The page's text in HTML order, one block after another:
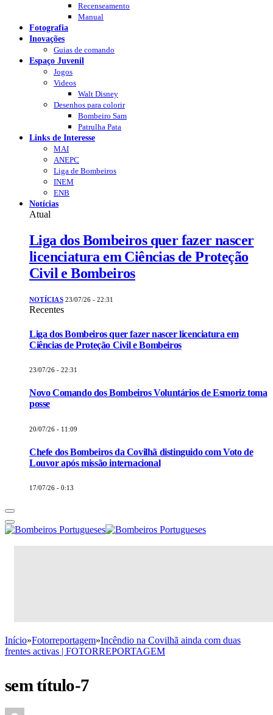
Recenseamento
Manual
Fotografia
Inovações
Guias de comando
Espaço Juvenil
Jogos
Videos
Walt Disney
Desenhos para colorir
Bombeiro Sam
Patrulha Pata
Links de Interesse
MAI
ANEPC
Liga de Bombeiros
INEM
ENB
Notícias
Atual
Liga dos Bombeiros quer fazer nascer
licenciatura em Ciências de Proteção
Civil e Bombeiros
NOTÍCIAS 23/07/26 - 22:31
Recentes
Liga dos Bombeiros quer fazer nascer licenciatura em
Ciências de Proteção Civil e Bombeiros
23/07/26 - 22:31
Novo Comando dos Bombeiros Voluntários de Esmoriz toma
posse
20/07/26 - 11:09
Chefe dos Bombeiros da Covilhã distinguido com Voto de
Louvor após missão internacional
17/07/26 - 0:13
Início»Fotorreportagem»Incêndio na Covilhã ainda com duas
frentes activas | FOTORREPORTAGEM
sem título-7